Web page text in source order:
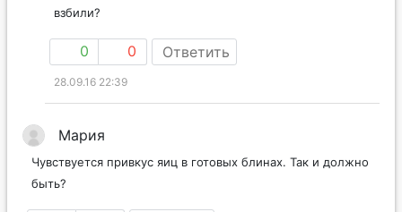
взбили?
0 0 Ответить
28.09.16 22:39
Мария
Чувствуется привкус яиц в готовых блинах. Так и должно
быть?